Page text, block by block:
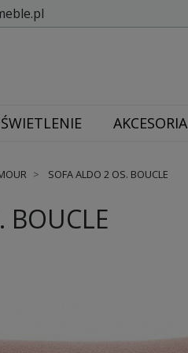
AKCESORIA
SOFA ALDO 2 OS. BOUCLE
BOUCLE